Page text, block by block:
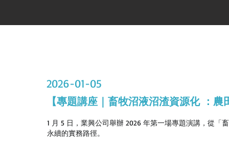
【專題講座｜畜牧沼液沼渣資源化 ：
2026-01-05
1 月 5 日，業興公司舉辦 2026 年第一場專題演講，從「
永續的實務路徑。